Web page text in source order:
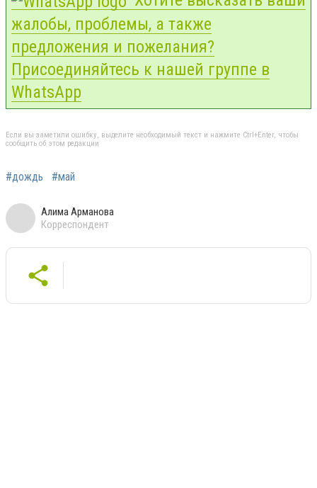
жалобы, проблемы, а также
предложения и пожелания?
Присоединяйтесь к нашей группе в
WhatsApp
Если вы заметили ошибку, выделите необходимый текст и нажмите Ctrl+Enter, чтобы
сообщить об этом редакции
#дождь #май
Алима Арманова
Корреспондент